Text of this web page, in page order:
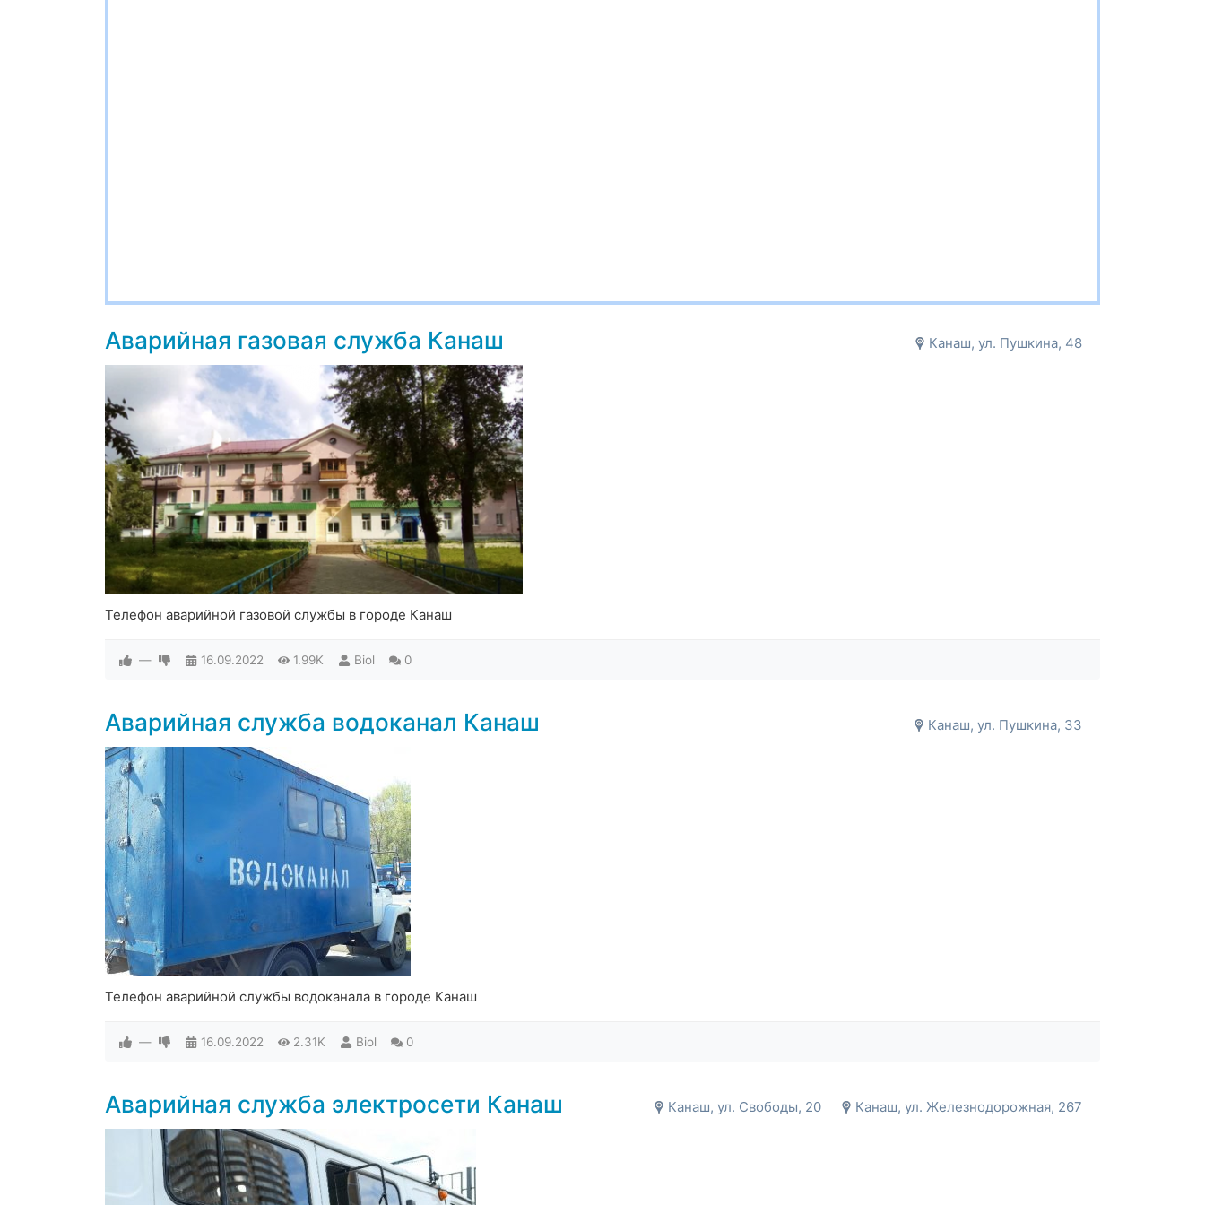
Канаш, ул. Пушкина, 48
Аварийная газовая служба Канаш
Телефон аварийной газовой службы в городе Канаш
— 16.09.2022 1.99K Biol 0
Канаш, ул. Пушкина, 33
Аварийная служба водоканал Канаш
Телефон аварийной службы водоканала в городе Канаш
— 16.09.2022 2.31K Biol 0
Канаш, ул. Свободы, 20 Канаш, ул. Железнодорожная, 267
Аварийная служба электросети Канаш